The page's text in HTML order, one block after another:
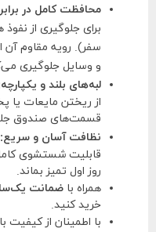
محافظت کامل در
برای جلوگیری از نفوذ
سفر). رویه مقاوم
و وسایل جلوگیری
لبه‌های بلند و
از ریختن مایعات یا
قسمت‌های صندوق
نظافت آسان و سریع:
قابلیت شستشوی
روز اول تمیز بماند.
همراه با ضمانت
خرید کنید.
با اطمینان از